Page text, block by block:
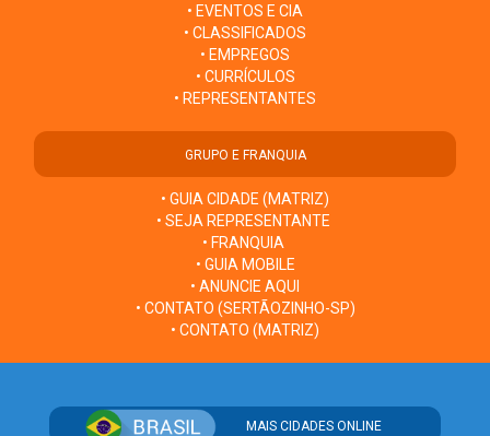
• EVENTOS E CIA
• CLASSIFICADOS
• EMPREGOS
• CURRÍCULOS
• REPRESENTANTES
GRUPO E FRANQUIA
• GUIA CIDADE (MATRIZ)
• SEJA REPRESENTANTE
• FRANQUIA
• GUIA MOBILE
• ANUNCIE AQUI
• CONTATO (SERTÃOZINHO-SP)
• CONTATO (MATRIZ)
MAIS CIDADES ONLINE